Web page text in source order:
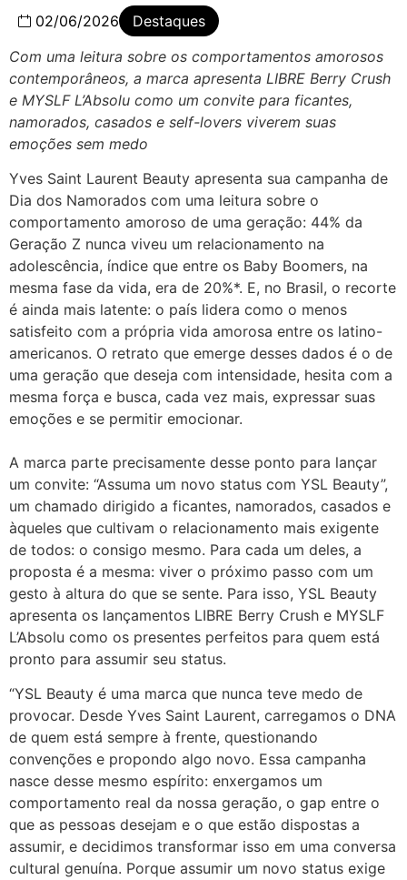
02/06/2026
Destaques
Com uma leitura sobre os comportamentos amorosos
contemporâneos, a marca apresenta LIBRE Berry Crush
e MYSLF L’Absolu como um convite para ficantes,
namorados, casados e self-lovers viverem suas
emoções sem medo
Yves Saint Laurent Beauty apresenta sua campanha de
Dia dos Namorados com uma leitura sobre o
comportamento amoroso de uma geração: 44% da
Geração Z nunca viveu um relacionamento na
adolescência, índice que entre os Baby Boomers, na
mesma fase da vida, era de 20%*. E, no Brasil, o recorte
é ainda mais latente: o país lidera como o menos
satisfeito com a própria vida amorosa entre os latino-
americanos. O retrato que emerge desses dados é o de
uma geração que deseja com intensidade, hesita com a
mesma força e busca, cada vez mais, expressar suas
emoções e se permitir emocionar.
A marca parte precisamente desse ponto para lançar
um convite: “Assuma um novo status com YSL Beauty”,
um chamado dirigido a ficantes, namorados, casados e
àqueles que cultivam o relacionamento mais exigente
de todos: o consigo mesmo. Para cada um deles, a
proposta é a mesma: viver o próximo passo com um
gesto à altura do que se sente. Para isso, YSL Beauty
apresenta os lançamentos LIBRE Berry Crush e MYSLF
L’Absolu como os presentes perfeitos para quem está
pronto para assumir seu status.
“YSL Beauty é uma marca que nunca teve medo de
provocar. Desde Yves Saint Laurent, carregamos o DNA
de quem está sempre à frente, questionando
convenções e propondo algo novo. Essa campanha
nasce desse mesmo espírito: enxergamos um
comportamento real da nossa geração, o gap entre o
que as pessoas desejam e o que estão dispostas a
assumir, e decidimos transformar isso em uma conversa
cultural genuína. Porque assumir um novo status exige